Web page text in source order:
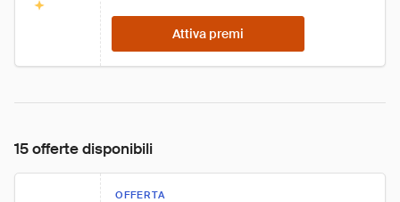
Attiva premi
15 offerte disponibili
OFFERTA